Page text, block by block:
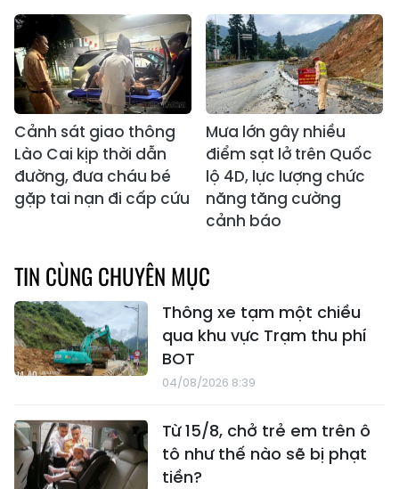
Cảnh sát giao thông
Lào Cai kịp thời dẫn
đường, đưa cháu bé
gặp tai nạn đi cấp cứu
Mưa lớn gây nhiều
điểm sạt lở trên Quốc
lộ 4D, lực lượng chức
năng tăng cường
cảnh báo
TIN CÙNG CHUYÊN MỤC
Thông xe tạm một chiều
qua khu vực Trạm thu phí
BOT
04/08/2026 8:39
Từ 15/8, chở trẻ em trên ô
tô như thế nào sẽ bị phạt
tiền?